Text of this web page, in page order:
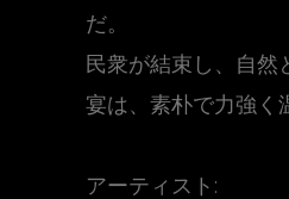
だ。
民衆が結束し、自
宴は、素朴で力強く
アーティスト: